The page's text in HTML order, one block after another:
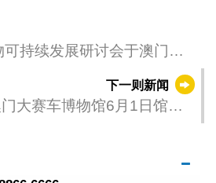
持续发展研讨会于澳门理
下一则新闻
门大赛车博物馆6月1日馆庆